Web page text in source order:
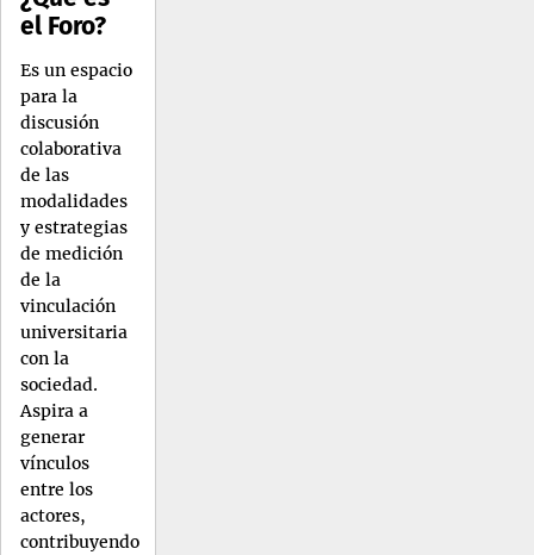
el Foro?
Es un espacio
para la
discusión
colaborativa
de las
modalidades
y estrategias
de medición
de la
vinculación
universitaria
con la
sociedad.
Aspira a
generar
vínculos
entre los
actores,
contribuyendo